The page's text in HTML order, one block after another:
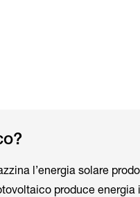
l’energia solare
produce energia